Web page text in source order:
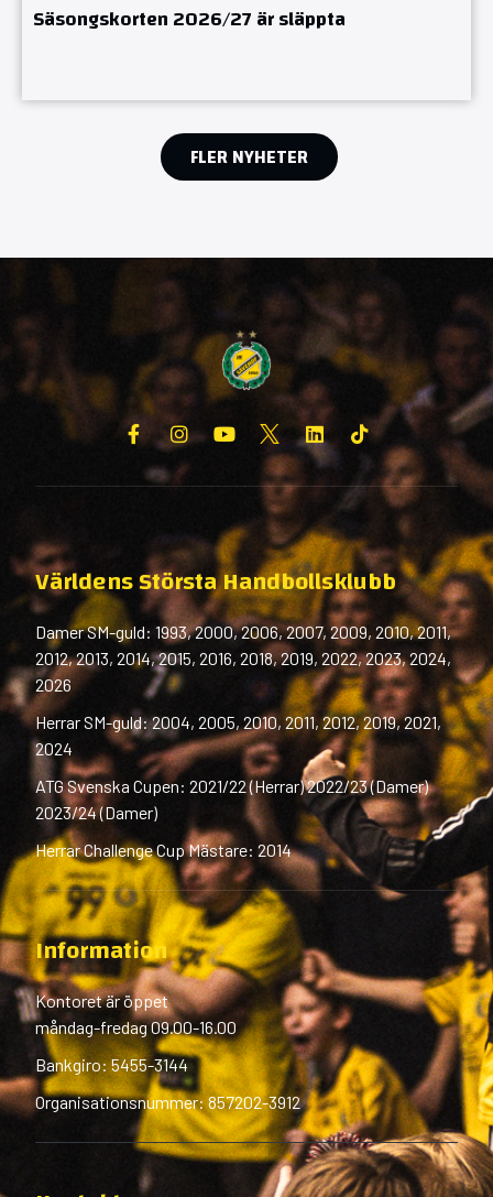
Säsongskorten 2026/27 är släppta
FLER NYHETER
Världens Största Handbollsklubb
Damer SM-guld: 1993, 2000, 2006, 2007, 2009, 2010, 2011,
2012, 2013, 2014, 2015, 2016, 2018, 2019, 2022, 2023, 2024,
2026
Herrar SM-guld: 2004, 2005, 2010, 2011, 2012, 2019, 2021,
2024
ATG Svenska Cupen: 2021/22 (Herrar) 2022/23 (Damer)
2023/24 (Damer)
Herrar Challenge Cup Mästare: 2014
Information
Kontoret är öppet
måndag-fredag 09.00-16.00
Bankgiro: 5455-3144
Organisationsnummer: 857202-3912